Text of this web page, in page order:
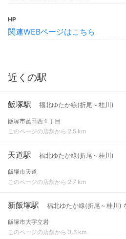
HP
関連WEBページはこちら
近くの駅
飯塚駅 福北ゆたか線(折尾～桂川)
飯塚市菰田西１丁目
このページの店舗から 2.5 km
天道駅 福北ゆたか線(折尾～桂川)
飯塚市天道
このページの店舗から 2.7 km
新飯塚駅 福北ゆたか線(折尾～桂川)
飯塚市大字立岩
このページの店舗から 3.6 km